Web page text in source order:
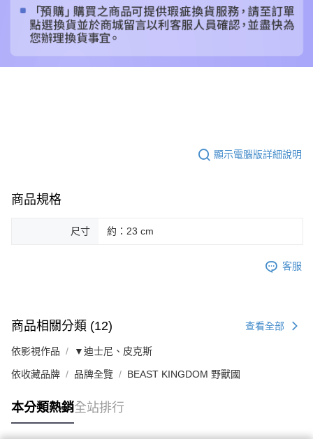
顯示電腦版詳細說明
商品規格
尺寸 約：23 cm
客服
商品相關分類 (12) 查看全部
依影視作品 ▼迪士尼、皮克斯
依收藏品牌 品牌全覽 BEAST KINGDOM 野獸國
本分類熱銷全站排行